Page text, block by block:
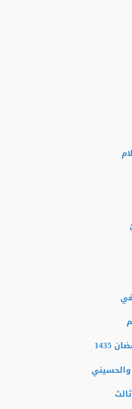
والحسيني